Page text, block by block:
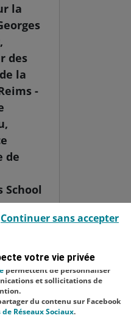
la
des
la
-
de
School
Gilles
de
-
votre vie privée
bon fonctionnement et de
permettent de personnaliser
et sollicitations de
du contenu sur Facebook
de Réseaux Sociaux.
Continuer sans accepter